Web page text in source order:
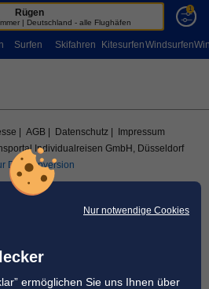
Sportreisen
Nur notwendige Cookies
ermöglichen Sie uns Ihnen über
| AGB | Datenschutz
| Impressum
Individualreisen GmbH, Düsseldorf
Desktopversion
Rügen
| Deutschland - alle Flughäfen
1
Surfen Skifahren KitesurfenWindsurfen